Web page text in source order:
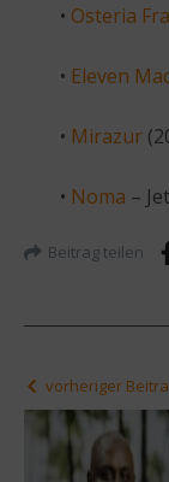
• Osteria
• Eleven
• Mirazur
• Noma –
Beitrag teilen
vorheriger